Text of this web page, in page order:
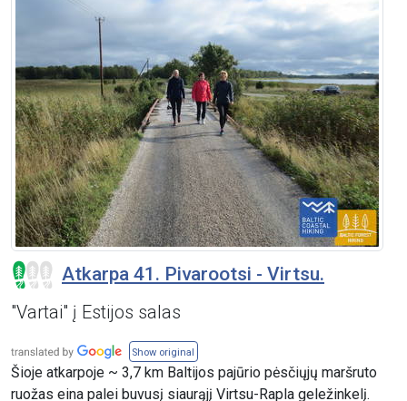
Atkarpa 41. Pivarootsi - Virtsu.
"Vartai" į Estijos salas
Show original
Šioje atkarpoje ~ 3,7 km Baltijos pajūrio pėsčiųjų maršruto
ruožas eina palei buvusį siaurąjį Virtsu-Rapla geležinkelį.